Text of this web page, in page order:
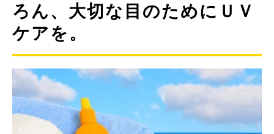
ろん、大切な目のためにＵＶ
ケアを。